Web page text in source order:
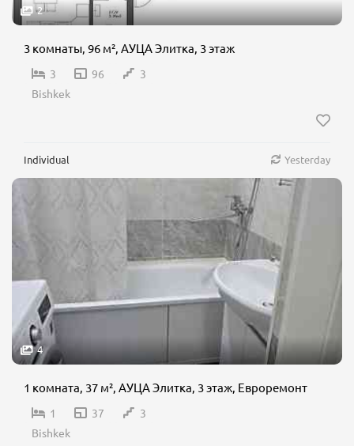
2
3 комнаты, 96 м², АУЦА Элитка, 3 этаж
3 96
3
Bishkek
Individual Yesterday
4
1 комната, 37 м², АУЦА Элитка, 3 этаж, Евроремонт
1 37
3
Bishkek